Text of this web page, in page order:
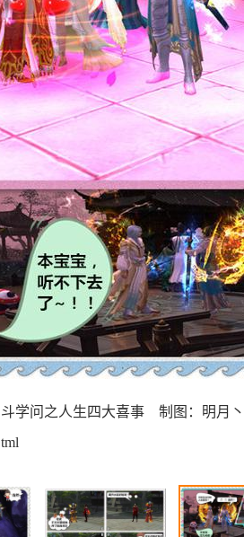
斗学问之人生四大喜事 制图：明月丶
tml